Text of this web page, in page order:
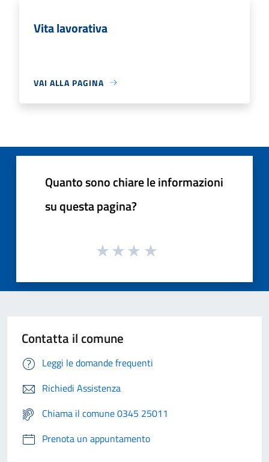
Vita lavorativa
VAI ALLA PAGINA
Quanto sono chiare le informazioni
su questa pagina?
Contatta il comune
Leggi le domande frequenti
Richiedi Assistenza
Chiama il comune 0345 25011
Prenota un appuntamento